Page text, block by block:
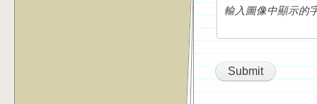
輸入圖像中顯示的